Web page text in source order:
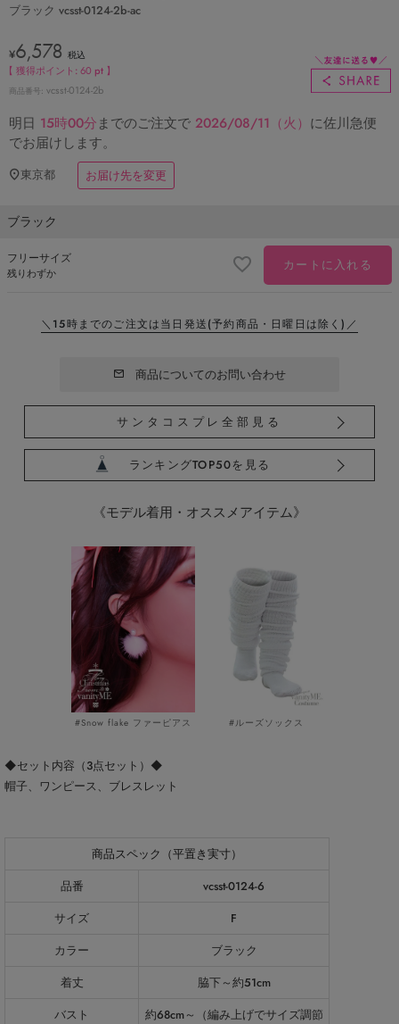
ブラック vcsst-0124-2b-ac
¥6,578 税込
【 獲得ポイント:60 pt 】
商品番号 vcsst-0124-2b
明日 15時00分までのご注文で 2026/08/11（火） に佐川急便
でお届けします。
東京都 お届け先を変更
ブラック
フリーサイズ
残りわずか カートに入れる
＼15時までのご注文は当日発送(予約商品・日曜日は除く)／
商品についてのお問い合わせ
サンタコスプレ全部見る
ランキングTOP50を見る
《モデル着用・オススメアイテム》
#Snow flake ファーピアス #ルーズソックス
◆セット内容（3点セット）◆
帽子、ワンピース、ブレスレット
商品スペック（平置き実寸）
品番
vcsst-0124-6
サイズ
F
カラー
ブラック
着丈
脇下～約51cm
バスト
約68cm～（編み上げでサイズ調節